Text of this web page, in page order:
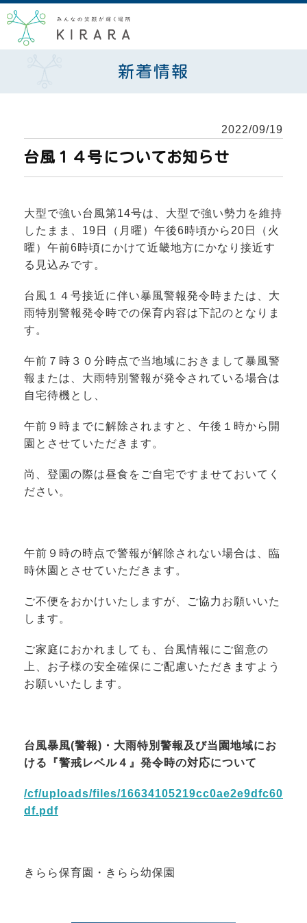
新着情報
2022/09/19
台風１４号についてお知らせ
大型で強い台風第14号は、大型で強い勢力を維持
したまま、19日（月曜）午後6時頃から20日（火
曜）午前6時頃にかけて近畿地方にかなり接近す
る見込みです。
台風１４号接近に伴い暴風警報発令時または、大
雨特別警報発令時での保育内容は下記のとなりま
す。
午前７時３０分時点で当地域におきまして暴風警
報または、大雨特別警報が発令されている場合は
自宅待機とし、
午前９時までに解除されますと、午後１時から開
園とさせていただきます。
尚、登園の際は昼食をご自宅ですませておいてく
ださい。
午前９時の時点で警報が解除されない場合は、臨
時休園とさせていただきます。
ご不便をおかけいたしますが、ご協力お願いいた
します。
ご家庭におかれましても、台風情報にご留意の
上、お子様の安全確保にご配慮いただきますよう
お願いいたします。
台風暴風(警報)・大雨特別警報及び当園地域にお
ける『警戒レベル４』発令時の対応について
/cf/uploads/files/16634105219cc0ae2e9dfc60
df.pdf
きらら保育園・きらら幼保園